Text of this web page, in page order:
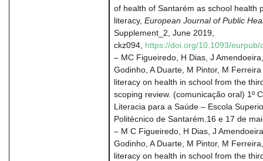
of health of Santarém as school health
literacy, European Journal of Public
Supplement_2, June 2019,
ckz094, https://doi.org/10.1093/eurpub/
– MC Figueiredo, H Dias, J
Godinho, A Duarte, M Pintor, M
literacy on health in school from the
scoping review. (comunicação oral) 1º
Literacia para a Saúde – Escola
Politécnico de Santarém.16 e 17 de
– M C Figueiredo, H Dias, J
Godinho, A Duarte, M Pintor, M
literacy on health in school from the